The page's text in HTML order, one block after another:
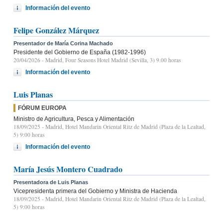
Información del evento
Felipe González Márquez
Presentador de María Corina Machado
Presidente del Gobierno de España (1982-1996)
20/04/2026 - Madrid, Four Seasons Hotel Madrid (Sevilla, 3) 9.00 horas
Información del evento
Luis Planas
FÓRUM EUROPA
Ministro de Agricultura, Pesca y Alimentación
18/09/2025 - Madrid, Hotel Mandarin Oriental Ritz de Madrid (Plaza de la Lealtad,
5) 9:00 horas
Información del evento
María Jesús Montero Cuadrado
Presentadora de Luis Planas
Vicepresidenta primera del Gobierno y Ministra de Hacienda
18/09/2025 - Madrid, Hotel Mandarin Oriental Ritz de Madrid (Plaza de la Lealtad,
5) 9:00 horas